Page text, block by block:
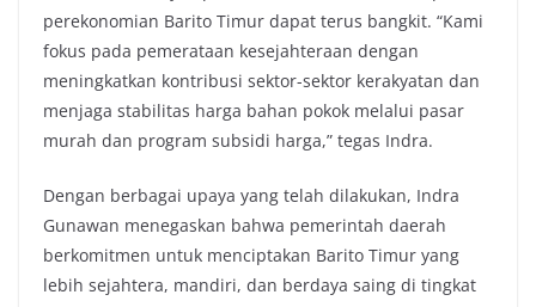
perekonomian Barito Timur dapat terus bangkit. “Kami
fokus pada pemerataan kesejahteraan dengan
meningkatkan kontribusi sektor-sektor kerakyatan dan
menjaga stabilitas harga bahan pokok melalui pasar
murah dan program subsidi harga,” tegas Indra.
Dengan berbagai upaya yang telah dilakukan, Indra
Gunawan menegaskan bahwa pemerintah daerah
berkomitmen untuk menciptakan Barito Timur yang
lebih sejahtera, mandiri, dan berdaya saing di tingkat